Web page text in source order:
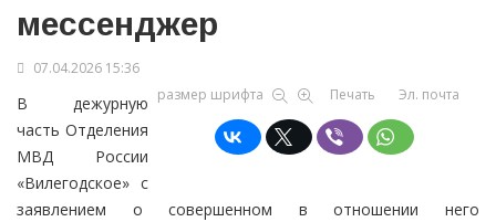
мессенджер
07.04.2026 15:36
размер шрифта
Печать Эл. почта
В дежурную
часть Отделения
МВД России
«Вилегодское» с
заявлением о совершенном в отношении него